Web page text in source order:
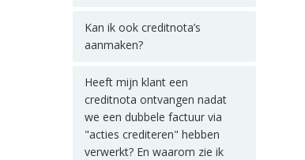
Kan ik ook creditnota’s
aanmaken?
Heeft mijn klant een
creditnota ontvangen nadat
we een dubbele factuur via
"acties crediteren" hebben
verwerkt? En waarom zie ik